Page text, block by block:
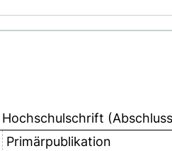
Hochschulschrift
Primärpublikation